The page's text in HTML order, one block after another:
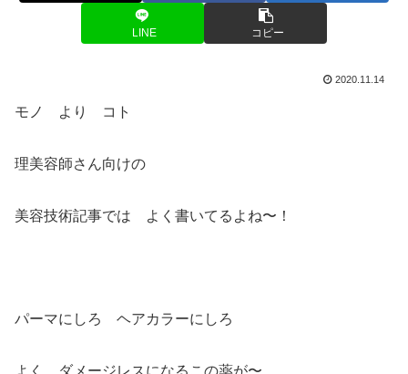
LINE コピー
2020.11.14
モノ より コト
理美容師さん向けの
美容技術記事では よく書いてるよね〜！
パーマにしろ ヘアカラーにしろ
よく ダメージレスになるこの薬が〜